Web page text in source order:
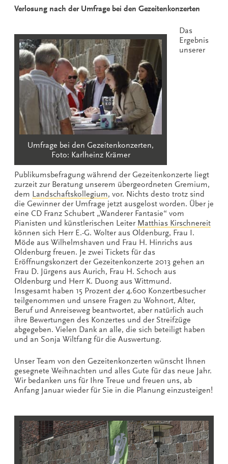
Verlosung nach der Umfrage bei den Gezeitenkonzerten
Umfrage bei den Gezeitenkonzerten,
Foto: Karlheinz Krämer
Das
Ergebnis
unserer
Publikumsbefragung während der Gezeitenkonzerte liegt
zurzeit zur Beratung unserem übergeordneten Gremium,
dem Landschaftskollegium, vor. Nichts desto trotz sind
die Gewinner der Umfrage jetzt ausgelost worden. Über je
eine CD Franz Schubert „Wanderer Fantasie“ vom
Pianisten und künstlerischen Leiter Matthias Kirschnereit
können sich Herr E.-G. Wolter aus Oldenburg, Frau I.
Möde aus Wilhelmshaven und Frau H. Hinrichs aus
Oldenburg freuen. Je zwei Tickets für das
Eröffnungskonzert der Gezeitenkonzerte 2013 gehen an
Frau D. Jürgens aus Aurich, Frau H. Schoch aus
Oldenburg und Herr K. Duong aus Wittmund.
Insgesamt haben 15 Prozent der 4.600 Konzertbesucher
teilgenommen und unsere Fragen zu Wohnort, Alter,
Beruf und Anreiseweg beantwortet, aber natürlich auch
ihre Bewertungen des Konzertes und der Streifzüge
abgegeben. Vielen Dank an alle, die sich beteiligt haben
und an Sonja Wiltfang für die Auswertung.
Unser Team von den Gezeitenkonzerten wünscht Ihnen
gesegnete Weihnachten und alles Gute für das neue Jahr.
Wir bedanken uns für Ihre Treue und freuen uns, ab
Anfang Januar wieder für Sie in die Planung einzusteigen!